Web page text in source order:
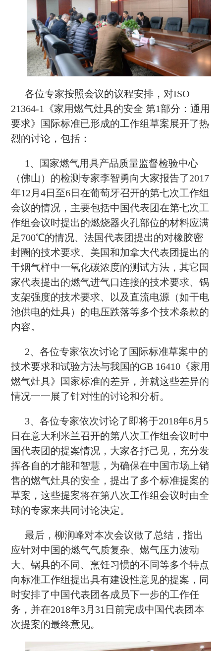
各位专家按照会议的议程安排，对ISO
21364-1《家用燃气灶具的安全 第1部分：通用
要求》国际标准已形成的工作组草案展开了热
烈的讨论，包括：
1、国家燃气用具产品质量监督检验中心
（佛山）的检测专家李智勇向大家报告了2017
年12月4日至6日在葡萄牙召开的第七次工作组
会议的情况，主要包括中国代表团在第七次工
作组会议时提出的燃烧器火孔部位的材料应满
足700℃的情况、法国代表团提出的对橡胶密
封圈的技术要求、美国和加拿大代表团提出的
干烟气样中一氧化碳浓度的测试方法，其它国
家代表提出的燃气进气口连接的技术要求、锅
支架强度的技术要求、以及直流电源（如干电
池供电的灶具）的电压跌落等多个技术条款的
内容。
2、各位专家依次讨论了国际标准草案中的
技术要求和试验方法与我国的GB 16410《家用
燃气灶具》国家标准的差异，并就这些差异的
情况一一展了针对性的讨论和分析。
3、各位专家依次讨论了即将于2018年6月5
日在意大利米兰召开的第八次工作组会议时中
国代表团的提案情况，大家各抒己见，充分发
挥各自的才能和智慧，为确保在中国市场上销
售的燃气灶具的安全，提出了多个标准提案的
草案，这些提案将在第八次工作组会议时由全
球的专家来共同讨论决定。
最后，柳润峰对本次会议做了总结，指出
应针对中国的燃气气质复杂、燃气压力波动
大、锅具的不同、烹饪习惯的不同等多个特点
向标准工作组提出具有建设性意见的提案，同
时安排了中国代表团各成员下一步的工作任
务，并在2018年3月31日前完成中国代表团本
次提案的最终意见。